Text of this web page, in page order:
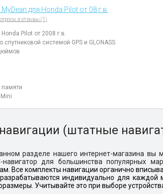
для Honda Pilot от 08 г.в.
и отзывы (1)
Pilot от 2008 г.в.
спутниковой системой GPS и GLONASS
памяти
(штатные
разделе нашего интернет-магазина вы
навигатор для большинства популярных
Все комплекты навигации органично
разрабатываются индивидуально для
Учитывайте это при выборе